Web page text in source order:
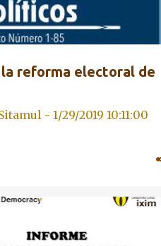
reforma electoral de
- 1/29/2019 10:11:00